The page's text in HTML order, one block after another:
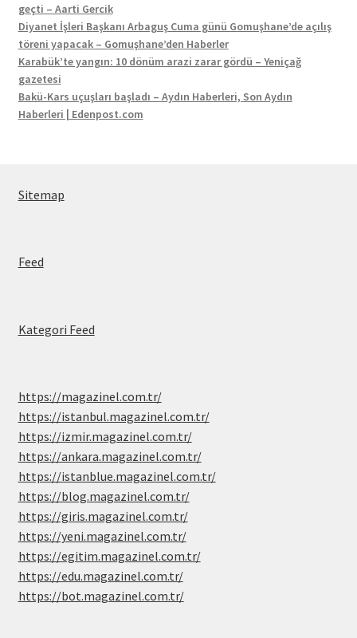
geçti – Aarti Gercik
Diyanet İşleri Başkanı Arbaguş Cuma günü Gomuşhane’de açılış
töreni yapacak – Gomuşhane’den Haberler
Karabük’te yangın: 10 dönüm arazi zarar gördü – Yeniçağ
gazetesi
Bakü-Kars uçuşları başladı – Aydın Haberleri, Son Aydın
Haberleri | Edenpost.com
Sitemap
Feed
Kategori Feed
https://magazinel.com.tr/
https://istanbul.magazinel.com.tr/
https://izmir.magazinel.com.tr/
https://ankara.magazinel.com.tr/
https://istanblue.magazinel.com.tr/
https://blog.magazinel.com.tr/
https://giris.magazinel.com.tr/
https://yeni.magazinel.com.tr/
https://egitim.magazinel.com.tr/
https://edu.magazinel.com.tr/
https://bot.magazinel.com.tr/